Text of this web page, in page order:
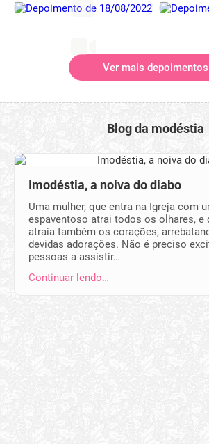
Ver mais depoimentos
Blog da modéstia
Imodéstia, a noiva do diabo
Uma mulher, que entra na Igreja com
espaventoso atrai todos os olhares, e
atraia também os corações,
devidas adorações. Não é preciso
pessoas a assistir…
Continuar lendo…